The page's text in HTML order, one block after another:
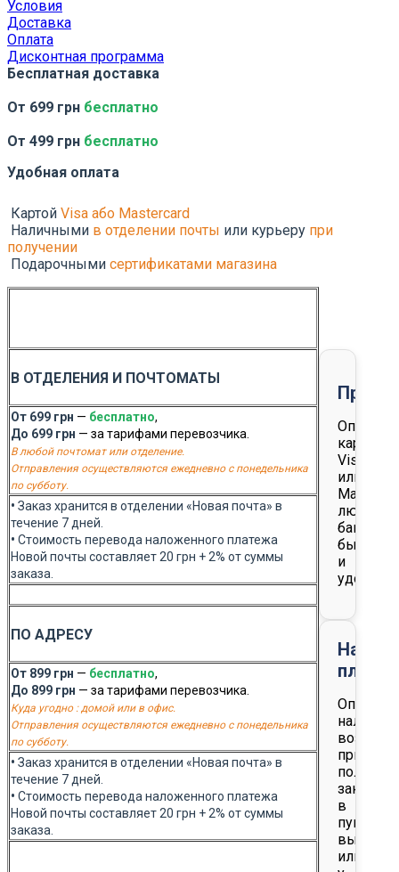
Условия
Доставка
Оплата
Дисконтная программа
Бесплатная доставка
От 699 грн бесплатно
От 499 грн бесплатно
Удобная оплата
Картой Visa або Mastercard
Наличными в отделении почты или курьеру при
получении
Подарочными сертификатами магазина
В ОТДЕЛЕНИЯ И ПОЧТОМАТЫ
От 699 грн — бесплатно,
До 699 грн — за тарифами перевозчика.
В любой почтомат или отделение.
Отправления осуществляются ежедневно с понедельника
по субботу.
• Заказ хранится в отделении «Новая почта» в
течение 7 дней.
• Стоимость перевода наложенного платежа
Новой почты составляет 20 грн + 2% от суммы
заказа.
ПО АДРЕСУ
От 899 грн — бесплатно,
До 899 грн — за тарифами перевозчика.
Куда угодно : домой или в офис.
Отправления осуществляются ежедневно с понедельника
по субботу.
• Заказ хранится в отделении «Новая почта» в
течение 7 дней.
• Стоимость перевода наложенного платежа
Новой почты составляет 20 грн + 2% от суммы
заказа.
Оплата
картой
Visa
или
любого
банка
быстро
и
удобно
Оплата
при
заказа
в
пункте
выдачи
или